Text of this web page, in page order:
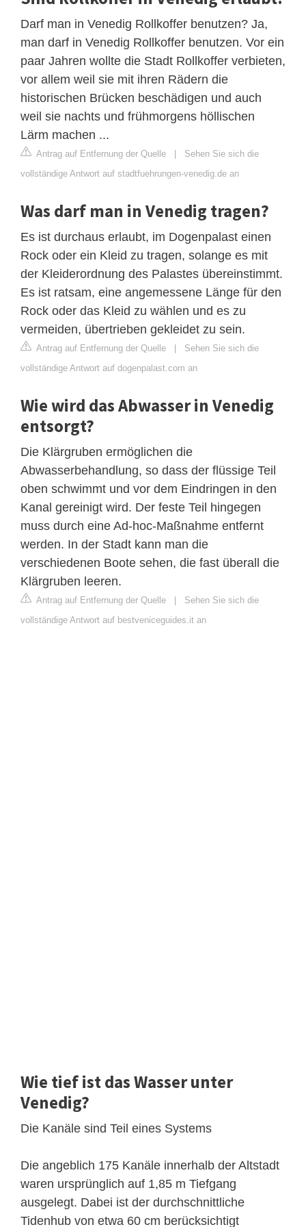
Darf man in Venedig Rollkoffer benutzen? Ja,
man darf in Venedig Rollkoffer benutzen. Vor ein
paar Jahren wollte die Stadt Rollkoffer verbieten,
vor allem weil sie mit ihren Rädern die
historischen Brücken beschädigen und auch
weil sie nachts und frühmorgens höllischen
Lärm machen ...
Antrag auf Entfernung der Quelle | Sehen Sie sich die
vollständige Antwort auf stadtfuehrungen-venedig.de an
Was darf man in Venedig tragen?
Es ist durchaus erlaubt, im Dogenpalast einen
Rock oder ein Kleid zu tragen, solange es mit
der Kleiderordnung des Palastes übereinstimmt.
Es ist ratsam, eine angemessene Länge für den
Rock oder das Kleid zu wählen und es zu
vermeiden, übertrieben gekleidet zu sein.
Antrag auf Entfernung der Quelle | Sehen Sie sich die
vollständige Antwort auf dogenpalast.com an
Wie wird das Abwasser in Venedig
entsorgt?
Die Klärgruben ermöglichen die
Abwasserbehandlung, so dass der flüssige Teil
oben schwimmt und vor dem Eindringen in den
Kanal gereinigt wird. Der feste Teil hingegen
muss durch eine Ad-hoc-Maßnahme entfernt
werden. In der Stadt kann man die
verschiedenen Boote sehen, die fast überall die
Klärgruben leeren.
Antrag auf Entfernung der Quelle | Sehen Sie sich die
vollständige Antwort auf bestveniceguides.it an
Wie tief ist das Wasser unter
Venedig?
Die Kanäle sind Teil eines Systems
Die angeblich 175 Kanäle innerhalb der Altstadt
waren ursprünglich auf 1,85 m Tiefgang
ausgelegt. Dabei ist der durchschnittliche
Tidenhub von etwa 60 cm berücksichtigt